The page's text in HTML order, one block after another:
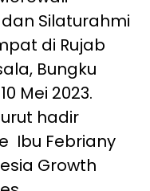
Silaturahmi
di Rujab
Bungku
Mei 2023.
hadir
Ibu Febriany
Growth